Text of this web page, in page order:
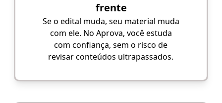
frente
Se o edital muda, seu material muda
com ele. No Aprova, você estuda
com confiança, sem o risco de
revisar conteúdos ultrapassados.